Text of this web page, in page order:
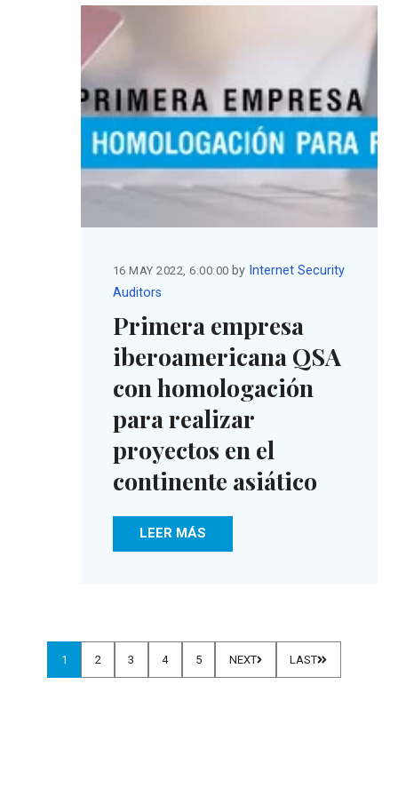
16 MAY 2022, 6:00:00 by Internet Security
Auditors
Primera empresa
iberoamericana QSA
con homologación
para realizar
proyectos en el
continente asiático
LEER MÁS
1 2 3 4 5 NEXT LAST